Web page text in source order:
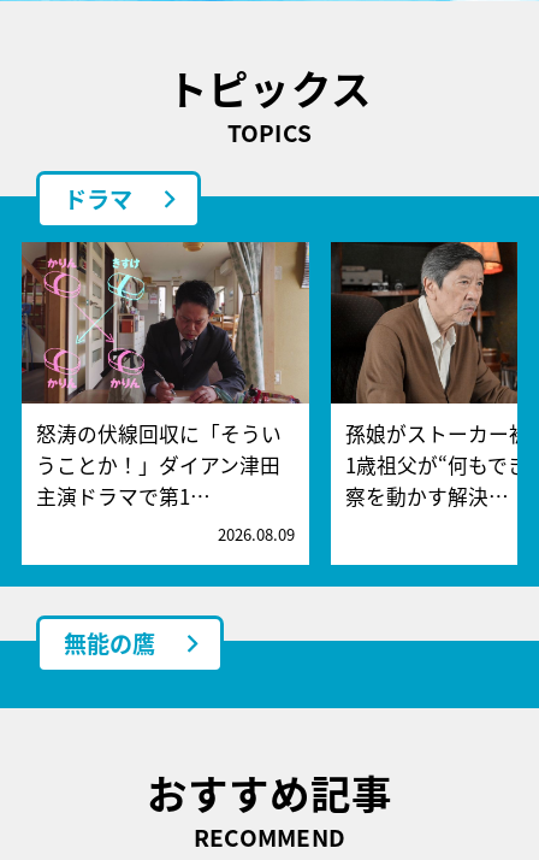
トピックス
TOPICS
ドラマ
怒涛の伏線回収に「そうい
うことか！」ダイアン津田
主演ドラマで第1…
2026.08.09
孫娘がストーカー
1歳祖父が“何もでき
察を動かす解決…
無能の鷹
おすすめ記事
RECOMMEND